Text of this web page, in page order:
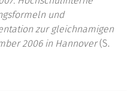
und
zur gleichnamigen
2006 in Hannover(S.